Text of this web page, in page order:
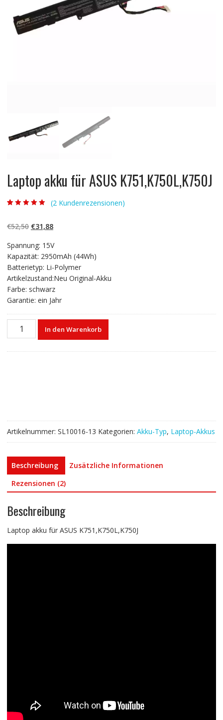
Laptop akku für ASUS K751,K750L,K750J
basierend auf
Kundenbewertun
(2 Kundenrezensionen)
€52,50 Ursprünglicher
war:
€52,50
€31,88Aktueller
ist:
€31,88.
Spannung: 15V
Kapazität: 2950mAh (44Wh)
Batterietyp: Li-Polymer
Artikelzustand:Neu Original-Akku
Farbe: schwarz
Garantie: ein Jahr
Laptop
In den Warenkorb
Artikelnummer: SL10016-13 Kategorien: Akku-Typ, Laptop-Akkus
Beschreibung
Zusätzliche Informationen
Rezensionen (2)
Beschreibung
Laptop akku für ASUS K751,K750L,K750J